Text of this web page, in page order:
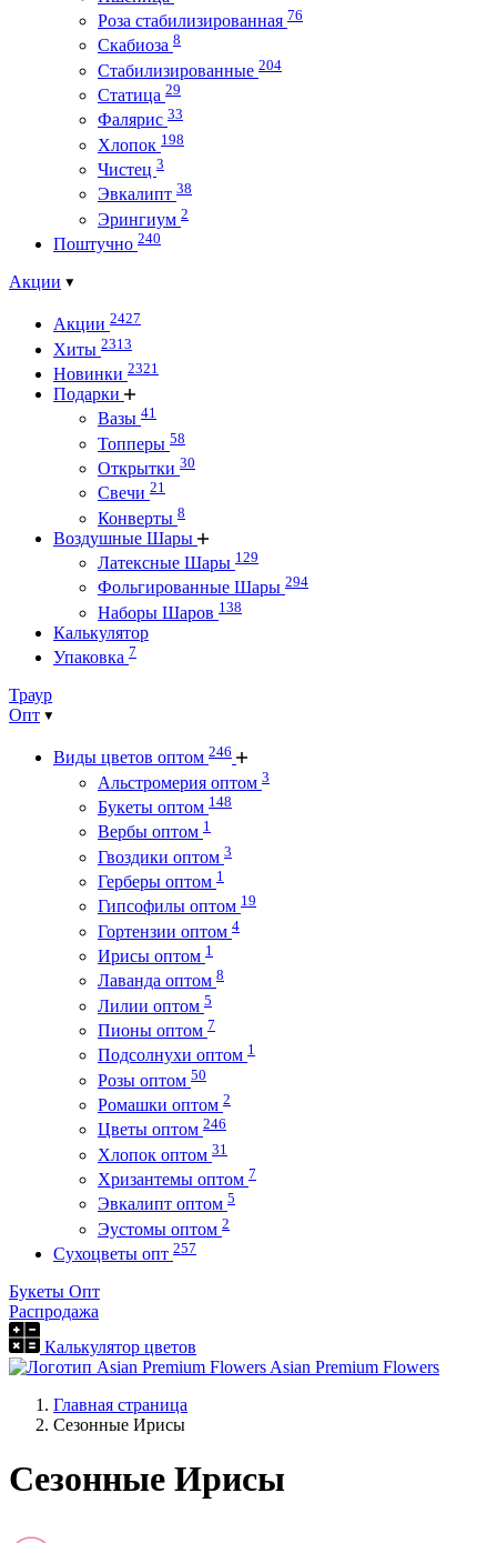
Роза стабилизированная 76
Скабиоза 8
Стабилизированные 204
Статица 29
Фалярис 33
Хлопок 198
Чистец 3
Эвкалипт 38
Эрингиум 2
Поштучно 240
Акции
Акции 2427
Хиты 2313
Новинки 2321
Подарки
Вазы 41
Топперы 58
Открытки 30
Свечи 21
Конверты 8
Воздушные Шары
Латексные Шары 129
Фольгированные Шары 294
Наборы Шаров 138
Калькулятор
Упаковка 7
Траур
Опт
Виды цветов оптом 246
Альстромерия оптом 3
Букеты оптом 148
Вербы оптом 1
Гвоздики оптом 3
Герберы оптом 1
Гипсофилы оптом 19
Гортензии оптом 4
Ирисы оптом 1
Лаванда оптом 8
Лилии оптом 5
Пионы оптом 7
Подсолнухи оптом 1
Розы оптом 50
Ромашки оптом 2
Цветы оптом 246
Хлопок оптом 31
Хризантемы оптом 7
Эвкалипт оптом 5
Эустомы оптом 2
Сухоцветы опт 257
Букеты Опт
Распродажа
Калькулятор цветов
Asian Premium Flowers
Главная страница
Сезонные Ирисы
Сезонные Ирисы